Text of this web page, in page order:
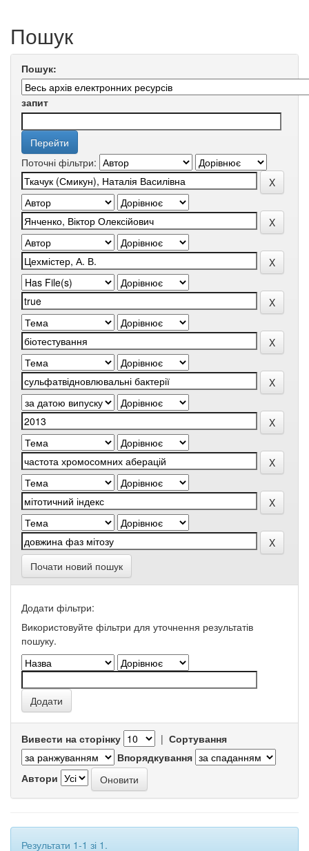
Пошук
Пошук:
запит
Поточні фільтри:
Почати новий пошук
Додати фільтри:
Використовуйте фільтри для уточнення результатів
пошуку.
Вивести на сторінку | Сортування
Впорядкування
Автори
Результати 1-1 зі 1.